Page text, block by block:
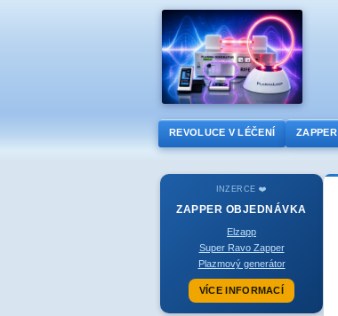
REVOLUCE V LÉČENÍ ZAPPER
INZERCE ❤️
ZAPPER OBJEDNÁVKA
Elzapp
Super Ravo Zapper
Plazmový generátor
VÍCE INFORMACÍ